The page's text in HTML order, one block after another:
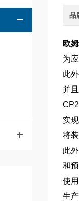
品
欧
为
此
并
实
将
此
和
使
生产